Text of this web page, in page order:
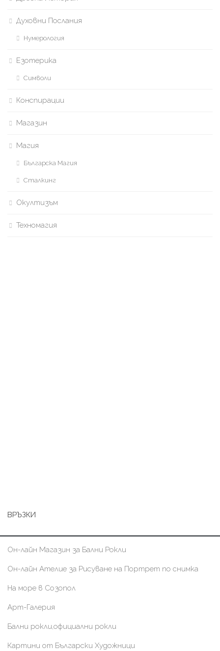
Духовни Послания
Нумерология
Езотерика
Символи
Конспирации
Магазин
Магия
Българска Магия
Сталкинг
Окултизъм
Техномагия
ВРЪЗКИ
Он-лайн Магазин за Бални Рокли
Он-лайн Ателие за Рисуване на Портрет по снимка
На море в Созопол
Арт-Галерия
Бални рокли,официални рокли
Картини от Български Художници